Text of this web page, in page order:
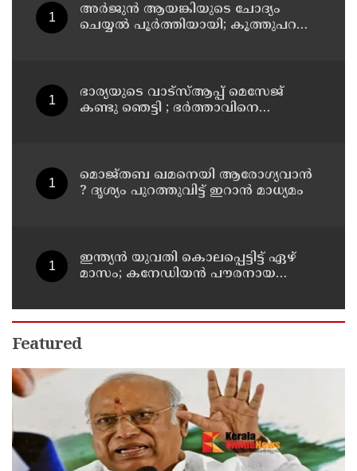
അര്‍ജുന്‍ ആയങ്കിയുടെ ചോദ്യം
ചെയ്യല്‍ പൂര്‍ത്തിയായി; കൂത്തുപറമ്പ്
ഭാര്യയുടെ വാട്സ്ആപ്പ് മെസേജ്
കണ്ടു ഞെട്ടി ; ഭര്‍ത്താവിനെ
യുവതിയും സുഹൃത്തും ഒളിവില്‍
മൊജ്തബ ഖമനെയി ആരോഗ്യവാന്‍
? ദൃശ്യം പുറത്തുവിട്ട് ഇറാന്‍ മാധ്യമം
ഇന്ത്യന്‍ യുവതി കൊലപ്പെട്ടിട്ട് ഏഴ്
മാസം; കനേഡിയന്‍ പൗരനായ
Featured